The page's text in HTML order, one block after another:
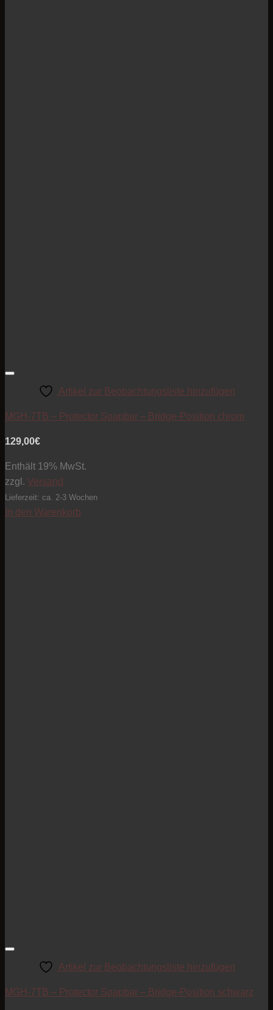
Artikel zur Beobachtungsliste hinzufügen
MGH-7TB – Protector Soapbar – Bridge-Position chrom
129,00€
Enthält 19% MwSt.
zzgl. Versand
Lieferzeit: ca. 2-3 Wochen
In den Warenkorb
Artikel zur Beobachtungsliste hinzufügen
MGH-7TB – Protector Soapbar – Bridge-Position schwarz